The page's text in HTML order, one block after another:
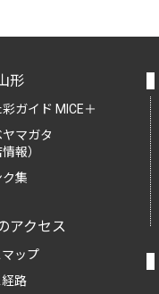
形
ガイド MICE＋
マガタ
報）
集
アクセス
ップ
路